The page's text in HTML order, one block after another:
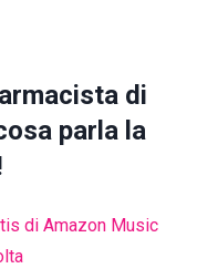
di
parla la
di Amazon Music